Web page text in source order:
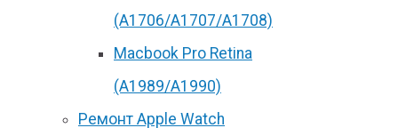
(А1706/A1707/A1708)
Macbook Pro Retina
(А1989/A1990)
Ремонт Apple Watch